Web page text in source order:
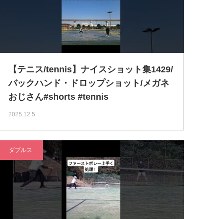
【テニス/tennis】ナイスショット集1429/
バックハンド・ドロップショット/メガネ
おじさん#shorts #tennis
2025.12.5
ダブルス